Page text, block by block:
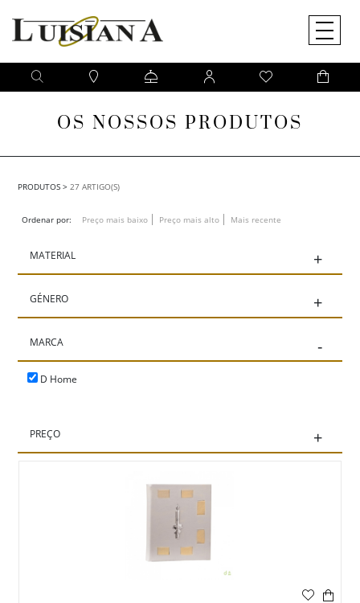
OS NOSSOS PRODUTOS
PRODUTOS >27 ARTIGO(S)
Ordenar por: Preço mais baixo Preço mais alto Mais recente
MATERIAL +
GÉNERO +
MARCA -
D Home
PREÇO +
O QUE PROCURA?
Pesquise na nossa loja online um artigo da sua preferência